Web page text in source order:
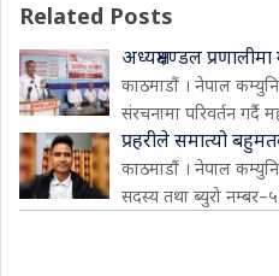
Related Posts
अध्यक्षमण्डल
काठमाडौं । नेपाल
संरचनामा परिवर्तन गर्दै
प्रहरीले समात्यो
काठमाडौं । नेपाल
सदस्य तथा ब्युरो